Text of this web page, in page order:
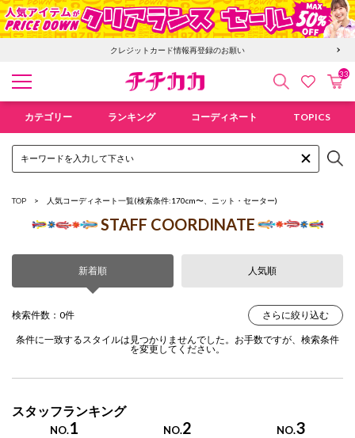
クレジットカード情報再登録のお願い
検索 お気にカ
33
カテゴリー ランキング コーディネート TOPICS
TOP 人気コーディネート一覧(検索条件:170cm〜、ニット・セーター)
STAFF COORDINATE
新着順 人気順
検索件数：0件 さらに絞り込む
条件に一致するスタイルは見つかりませんでした。お手数ですが、検索条件
を変更してください。
スタッフランキング
NO.1 NO.2 NO.3